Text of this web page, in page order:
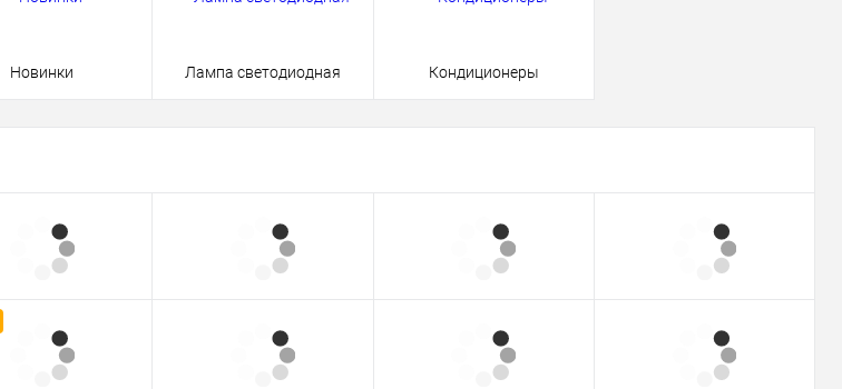
Новинки Лампа светодиодная Кондиционеры